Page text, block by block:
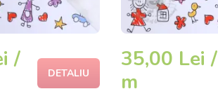
/
DETALIU
35,00 Lei /
m